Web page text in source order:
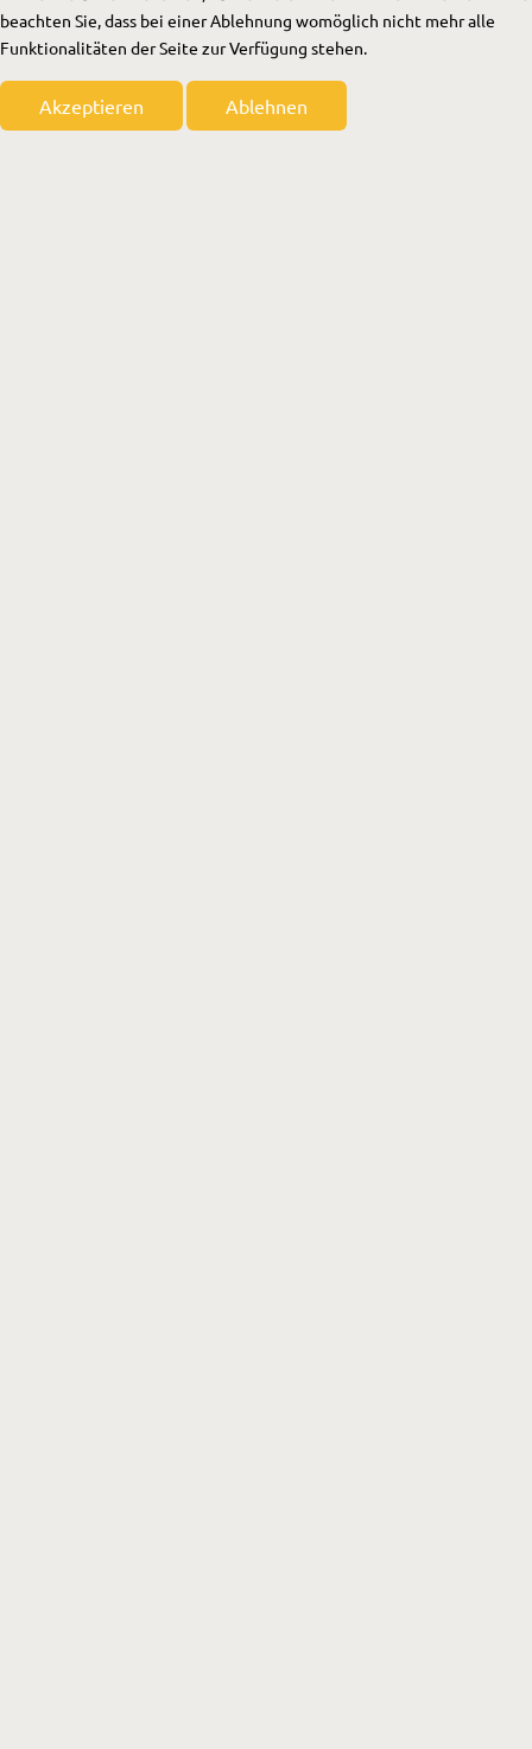
beachten Sie, dass bei einer Ablehnung womöglich nicht mehr alle
Funktionalitäten der Seite zur Verfügung stehen.
Akzeptieren Ablehnen